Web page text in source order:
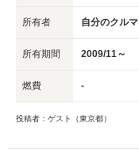
所有者 自分のクルマ
所有期間 2009/11～
燃費 -
投稿者：ゲスト（東京都）